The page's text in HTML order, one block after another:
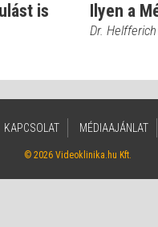
is
Ilyen a
Dr.
KAPCSOLAT MÉDIAAJÁNLAT
© 2026 Videoklinika.hu Kft.